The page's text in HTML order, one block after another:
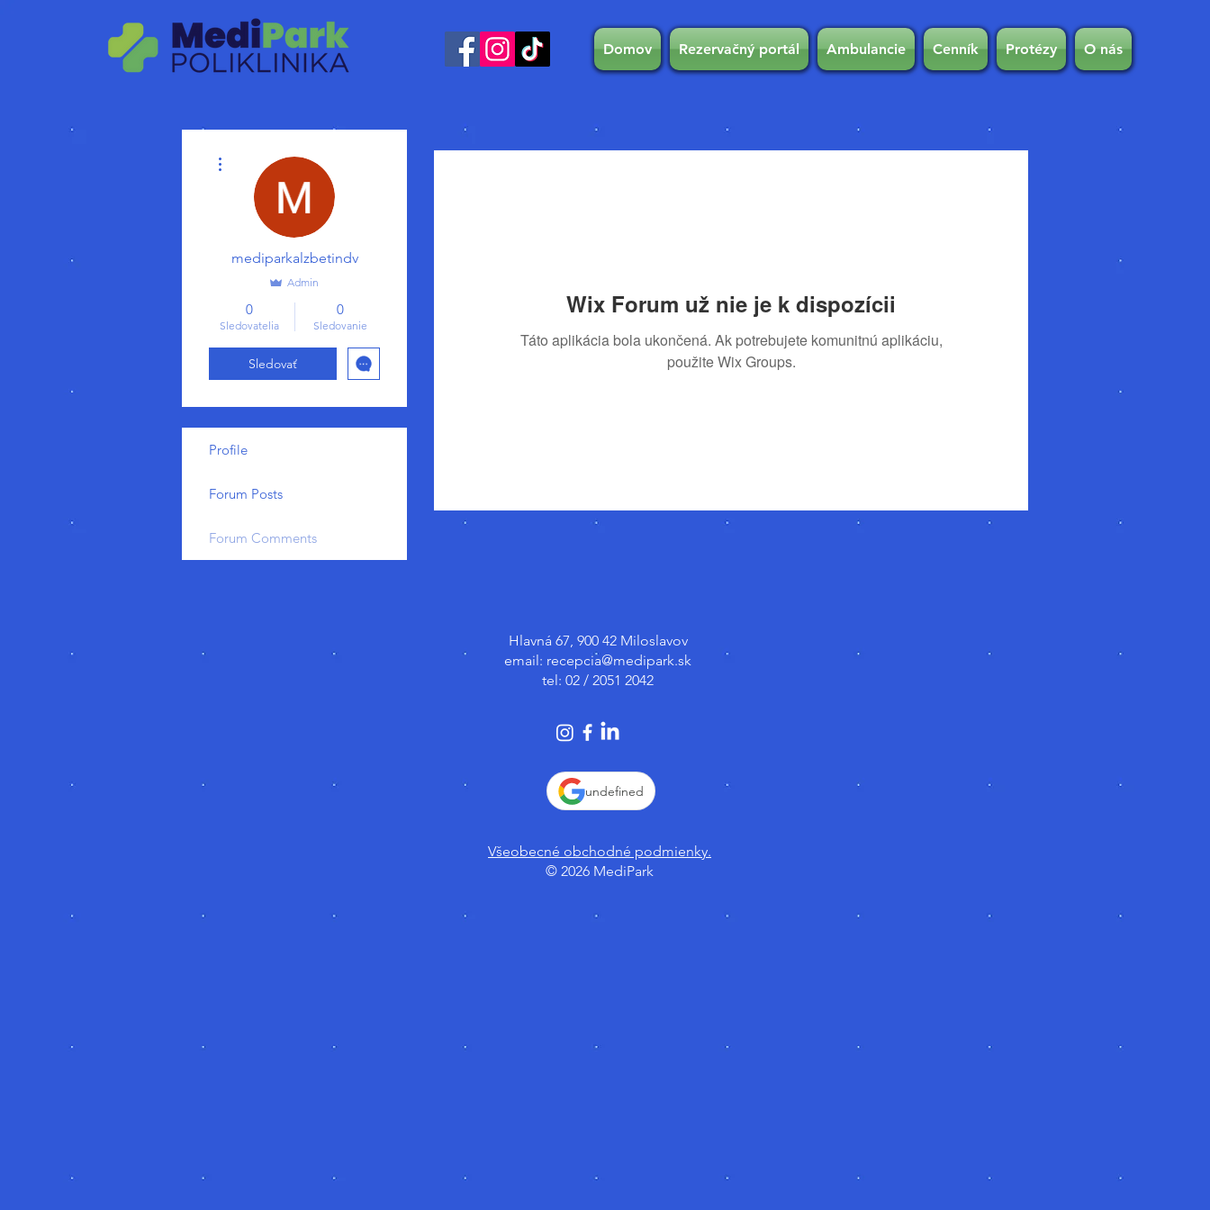
Domov Rezervačný portál Ambulancie Cenník Protézy O nás
Wix Forum už nie je k dispozícii
Táto aplikácia bola ukončená. Ak potrebujete komunitnú aplikáciu,
použite Wix Groups.
mediparkalzbetindv
Admin
0
Sledovatelia
0
Sledovanie
Sledovať
Profile
Forum Posts
Forum Comments
Hlavná 67, 900 42 Miloslavov
email: recepcia@medipark.sk
tel: 02 / 2051 2042
undefined
Všeobecné obchodné podmienky.
© 2026 MediPark